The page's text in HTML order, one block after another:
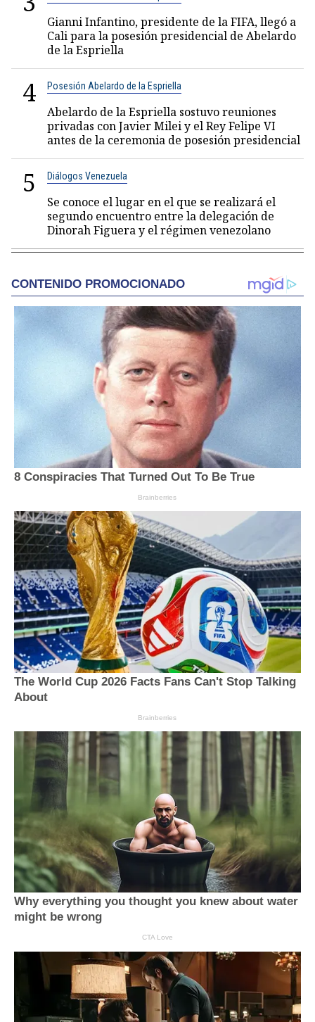
Gianni Infantino, presidente de la FIFA, llegó a
Cali para la posesión presidencial de Abelardo
de la Espriella
4 Posesión Abelardo de la Espriella
Abelardo de la Espriella sostuvo reuniones
privadas con Javier Milei y el Rey Felipe VI
antes de la ceremonia de posesión presidencial
5 Diálogos Venezuela
Se conoce el lugar en el que se realizará el
segundo encuentro entre la delegación de
Dinorah Figuera y el régimen venezolano